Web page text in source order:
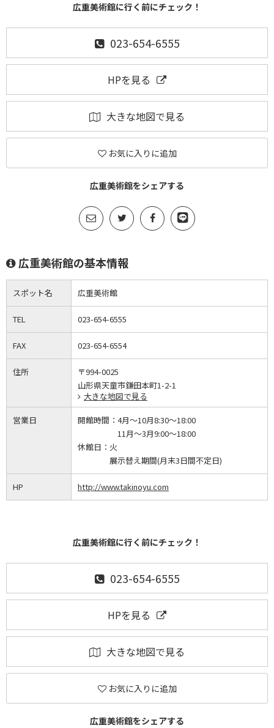
広重美術館に行く前にチェック！
023-654-6555
HPを見る
大きな地図で見る
お気に入りに追加
広重美術館をシェアする
広重美術館の基本情報
スポット名 広重美術館
TEL 023-654-6555
FAX 023-654-6554
住所
〒994-0025
山形県天童市鎌田本町1-2-1
大きな地図で見る
営業日 開館時間： 4月～10月8:30～18:00
11月～3月9:00～18:00
休館日： 火
展示替え期間(月末3日間不定日)
HP http://www.takinoyu.com
広重美術館に行く前にチェック！
023-654-6555
HPを見る
大きな地図で見る
お気に入りに追加
広重美術館をシェアする